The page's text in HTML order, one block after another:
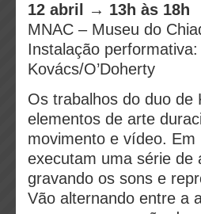
12 abril → 13h às 18h
MNAC – Museu do
Instalação
Kovács/O’Doherty
Os trabalhos do duo de
elementos de arte
movimento e vídeo. Em
executam uma série de
gravando os sons e
Vão alternando entre a